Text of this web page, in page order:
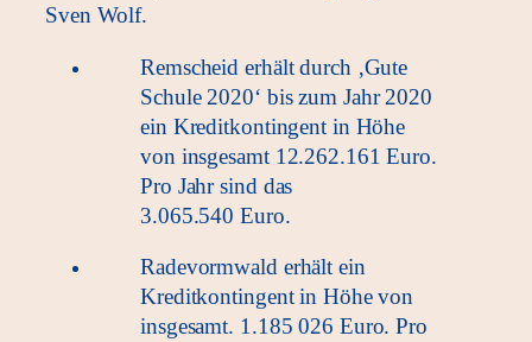
Sven Wolf.
Remscheid erhält durch ‚Gute
Schule 2020‘ bis zum Jahr 2020
ein Kreditkontingent in Höhe
von insgesamt 12.262.161 Euro.
Pro Jahr sind das
3.065.540 Euro.
Radevormwald erhält ein
Kreditkontingent in Höhe von
insgesamt. 1.185 026 Euro. Pro